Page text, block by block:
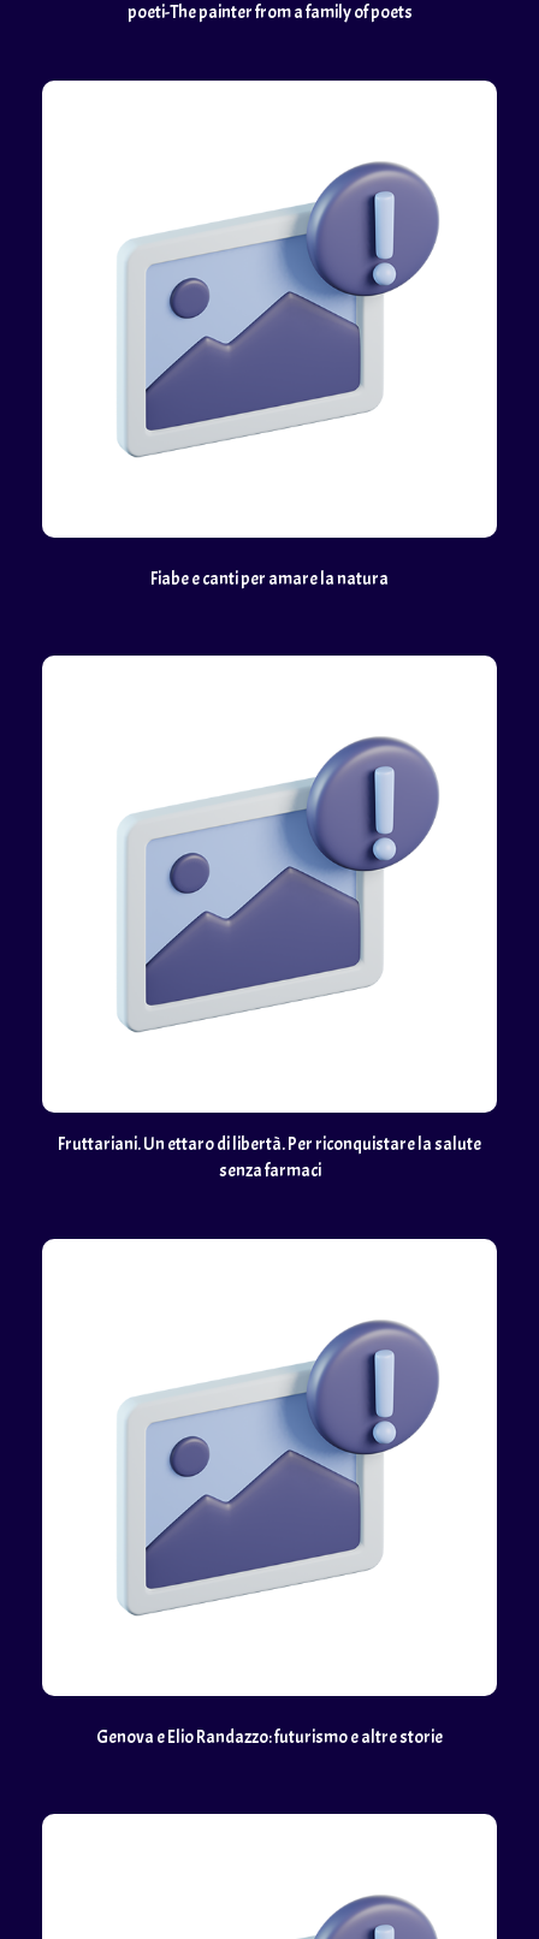
poeti-The painter from a family of poets
Fiabe e canti per amare la natura
Fruttariani. Un ettaro di libertà. Per riconquistare la salute
senza farmaci
Genova e Elio Randazzo: futurismo e altre storie